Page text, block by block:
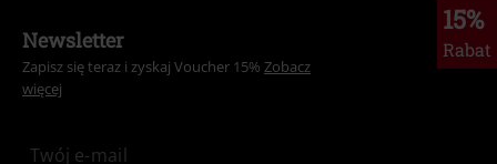
15%
Rabat
Newsletter
Zapisz się teraz i zyskaj Voucher 15% Zobacz
więcej